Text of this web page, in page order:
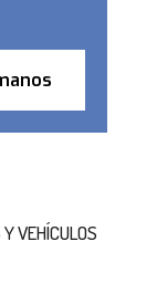
VEHÍCULOS